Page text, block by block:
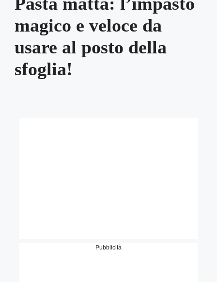
magico e veloce da
usare al posto della
sfoglia!
Pubblicità